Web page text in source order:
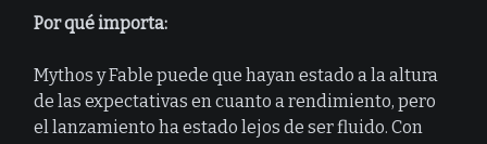
Por qué importa:
Mythos y Fable puede que hayan estado a la altura
de las expectativas en cuanto a rendimiento, pero
el lanzamiento ha estado lejos de ser fluido. Con